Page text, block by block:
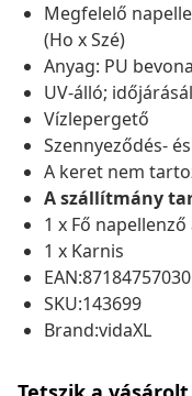
Megfelelő
(Ho x Szé)
Anyag: PU
UV-álló;
Vízlepergető
Szennyeződés-
A keret nem
A szállítmány
1 x Fő napellenző
1 x Karnis
SKU:143699
Brand:vidaXL